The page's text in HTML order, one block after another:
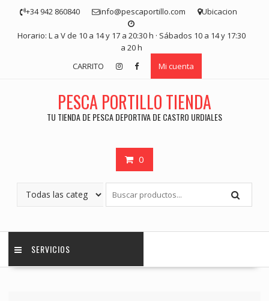
contenido
+34 942 860840 info@pescaportillo.com Ubicacion
Horario: L a V de 10 a 14 y 17 a 20:30 h · Sábados 10 a 14 y 17:30
a 20 h
CARRITO
Mi cuenta
PESCA PORTILLO TIENDA
TU TIENDA DE PESCA DEPORTIVA DE CASTRO URDIALES
0
SERVICIOS